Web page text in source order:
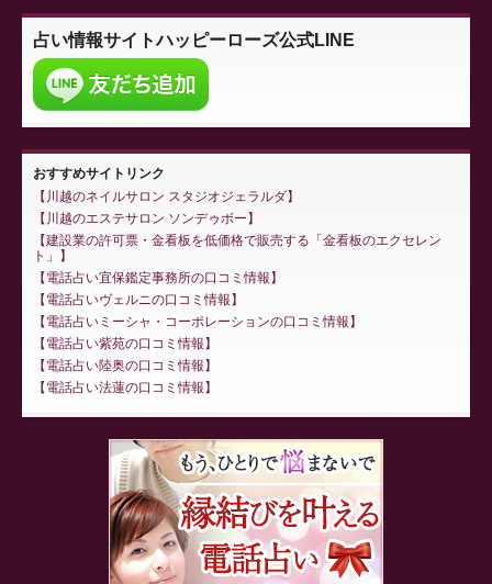
占い情報サイトハッピーローズ公式LINE
おすすめサイトリンク
川越のネイルサロン スタジオジェラルダ
川越のエステサロン ソンデゥボー
建設業の許可票・金看板を低価格で販売する「金看板のエクセレン
ト」
電話占い宜保鑑定事務所の口コミ情報
電話占いヴェルニの口コミ情報
電話占いミーシャ・コーポレーションの口コミ情報
電話占い紫苑の口コミ情報
電話占い陸奥の口コミ情報
電話占い法蓮の口コミ情報